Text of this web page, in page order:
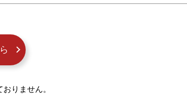
りません。